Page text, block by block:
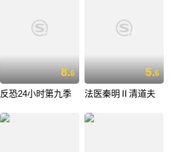
8.6
反恐24小时第九季
5.6
法医秦明Ⅱ清道夫